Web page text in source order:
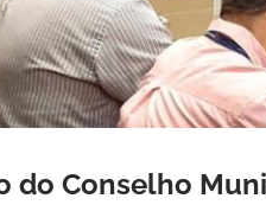
do Conselho